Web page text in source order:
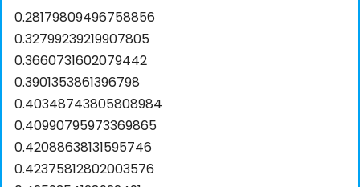
0.28179809496758856
0.32799239219907805
0.3660731602079442
0.3901353861396798
0.40348743805808984
0.40990795973369865
0.42088638131595746
0.42375812802003576